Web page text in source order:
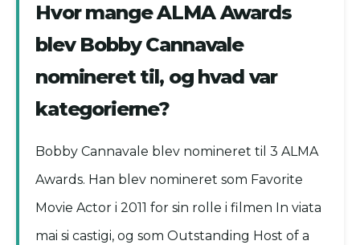
Hvor mange ALMA Awards
blev Bobby Cannavale
nomineret til, og hvad var
kategorierne?
Bobby Cannavale blev nomineret til 3 ALMA
Awards. Han blev nomineret som Favorite
Movie Actor i 2011 for sin rolle i filmen In viata
mai si castigi, og som Outstanding Host of a